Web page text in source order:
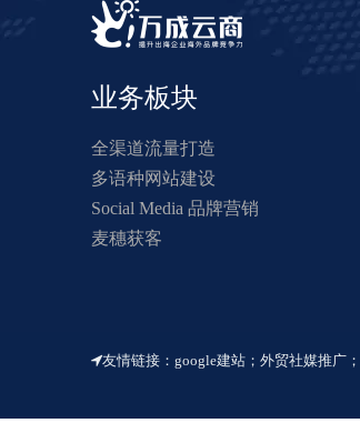
业务板块
全渠道流量打造
多语种网站建设
Social Media 品牌营销
麦穗获客
友情链接： google建站 ； 外贸社媒推广 ；